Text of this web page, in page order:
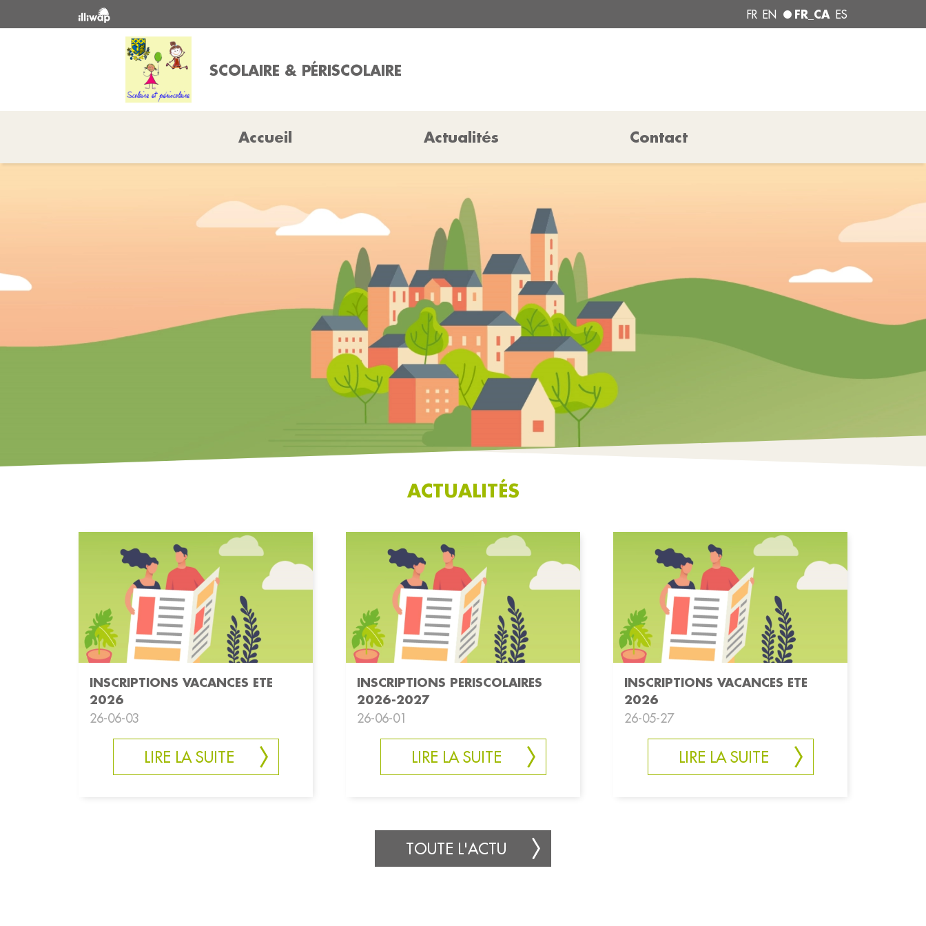
FR EN FR_CA ES
SCOLAIRE & PÉRISCOLAIRE
Accueil Actualités Contact
ACTUALITÉS
INSCRIPTIONS VACANCES ETE
2026
26-06-03
LIRE LA SUITE
INSCRIPTIONS PERISCOLAIRES
2026-2027
26-06-01
LIRE LA SUITE
INSCRIPTIONS VACANCES ETE
2026
26-05-27
LIRE LA SUITE
TOUTE L'ACTU